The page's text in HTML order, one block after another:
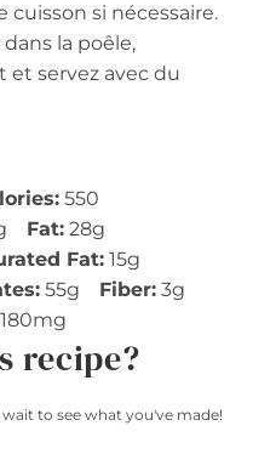
si nécessaire.
la poêle,
servez avec du
550
Fat: 28g
Fat: 15g
55g Fiber: 3g
180mg
recipe?
to see what you've made!